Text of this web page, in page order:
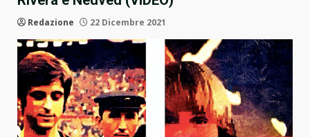
Redazione 22 Dicembre 2021